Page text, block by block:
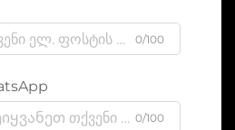
0/100
0/100